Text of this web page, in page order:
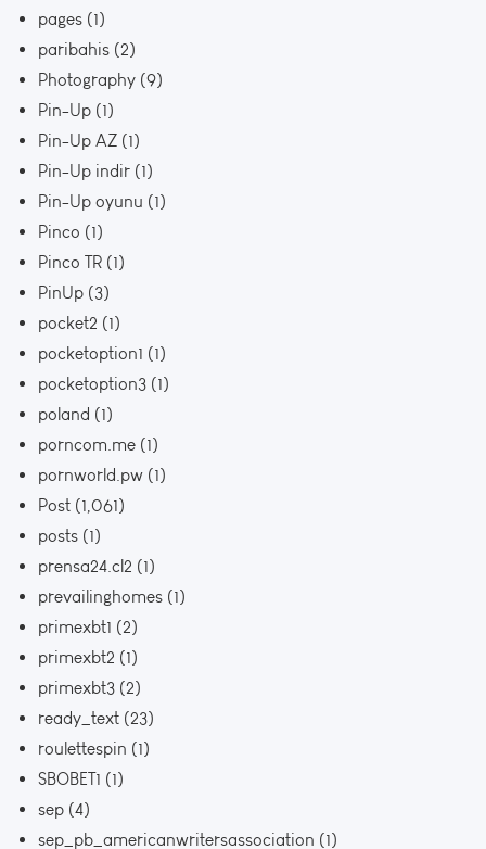
pages (1)
paribahis (2)
Photography (9)
Pin-Up (1)
Pin-Up AZ (1)
Pin-Up indir (1)
Pin-Up oyunu (1)
Pinco (1)
Pinco TR (1)
PinUp (3)
pocket2 (1)
pocketoption1 (1)
pocketoption3 (1)
poland (1)
porncom.me (1)
pornworld.pw (1)
Post (1,061)
posts (1)
prensa24.cl2 (1)
prevailinghomes (1)
primexbt1 (2)
primexbt2 (1)
primexbt3 (2)
ready_text (23)
roulettespin (1)
SBOBET1 (1)
sep (4)
sep_pb_americanwritersassociation (1)